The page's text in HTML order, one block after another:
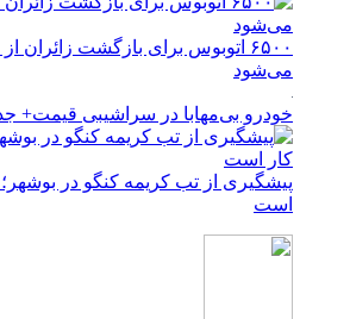
۶۵۰۰ اتوبوس برای بازگشت زائران
می‌شود
خودرو بی‌مهابا در سراشیبی قیمت+
پیشگیری از تب کریمه کنگو در
است